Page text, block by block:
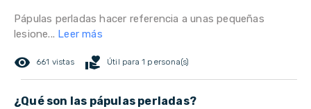
Pápulas perladas hacer referencia a unas pequeñas
lesione... Leer más
remove_red_eye 661 vistas volunteer_activism Útil para 1 persona(s)
¿Qué son las pápulas perladas?